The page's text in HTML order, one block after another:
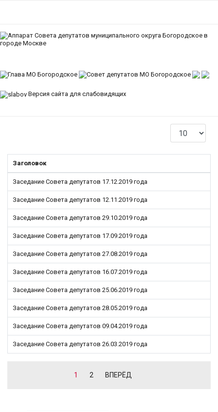
Версия сайта для слабовидящих
Кол-во строк:
Заголовок
Заседание Совета депутатов 17.12.2019 года
Заседание Совета депутатов 12.11.2019 года
Заседание Совета депутатов 29.10.2019 года
Заседание Совета депутатов 17.09.2019 года
Заседание Совета депутатов 27.08.2019 года
Заседание Совета депутатов 16.07.2019 года
Заседание Совета депутатов 25.06.2019 года
Заседание Совета депутатов 28.05.2019 года
Заседание Совета депутатов 09.04.2019 года
Заседание Совета депутатов 26.03.2019 года
1 2 ВПЕРЁД